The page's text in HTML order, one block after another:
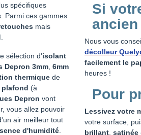
spécifiques
Parmi ces gammes
mais
.
sélection d'isolant
Depron 3mm, 6mm
thermique de
plafond (à
Depron vont
vous allez pouvoir
air meilleur tout
d'humidité.
Si
Nous vous
décolleur
facilement le
heures !
Pour
Lessivez votre
votre surface,
brillant satinée